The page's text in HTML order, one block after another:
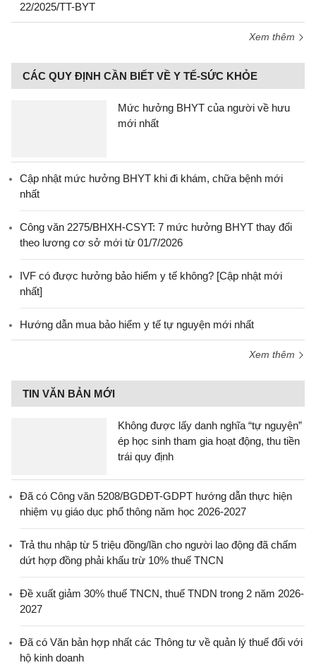
22/2025/TT-BYT
Xem thêm
CÁC QUY ĐỊNH CẦN BIẾT VỀ Y TẾ-SỨC KHỎE
Mức hưởng BHYT của người về hưu
mới nhất
Cập nhật mức hưởng BHYT khi đi khám, chữa bệnh mới
nhất
Công văn 2275/BHXH-CSYT: 7 mức hưởng BHYT thay đổi
theo lương cơ sở mới từ 01/7/2026
IVF có được hưởng bảo hiểm y tế không? [Cập nhật mới
nhất]
Hướng dẫn mua bảo hiểm y tế tự nguyện mới nhất
Xem thêm
TIN VĂN BẢN MỚI
Không được lấy danh nghĩa “tự nguyện”
ép học sinh tham gia hoạt động, thu tiền
trái quy định
Đã có Công văn 5208/BGDĐT-GDPT hướng dẫn thực hiện
nhiệm vụ giáo dục phổ thông năm học 2026-2027
Trả thu nhập từ 5 triệu đồng/lần cho người lao động đã chấm
dứt hợp đồng phải khấu trừ 10% thuế TNCN
Đề xuất giảm 30% thuế TNCN, thuế TNDN trong 2 năm 2026-
2027
Đã có Văn bản hợp nhất các Thông tư về quản lý thuế đối với
hộ kinh doanh